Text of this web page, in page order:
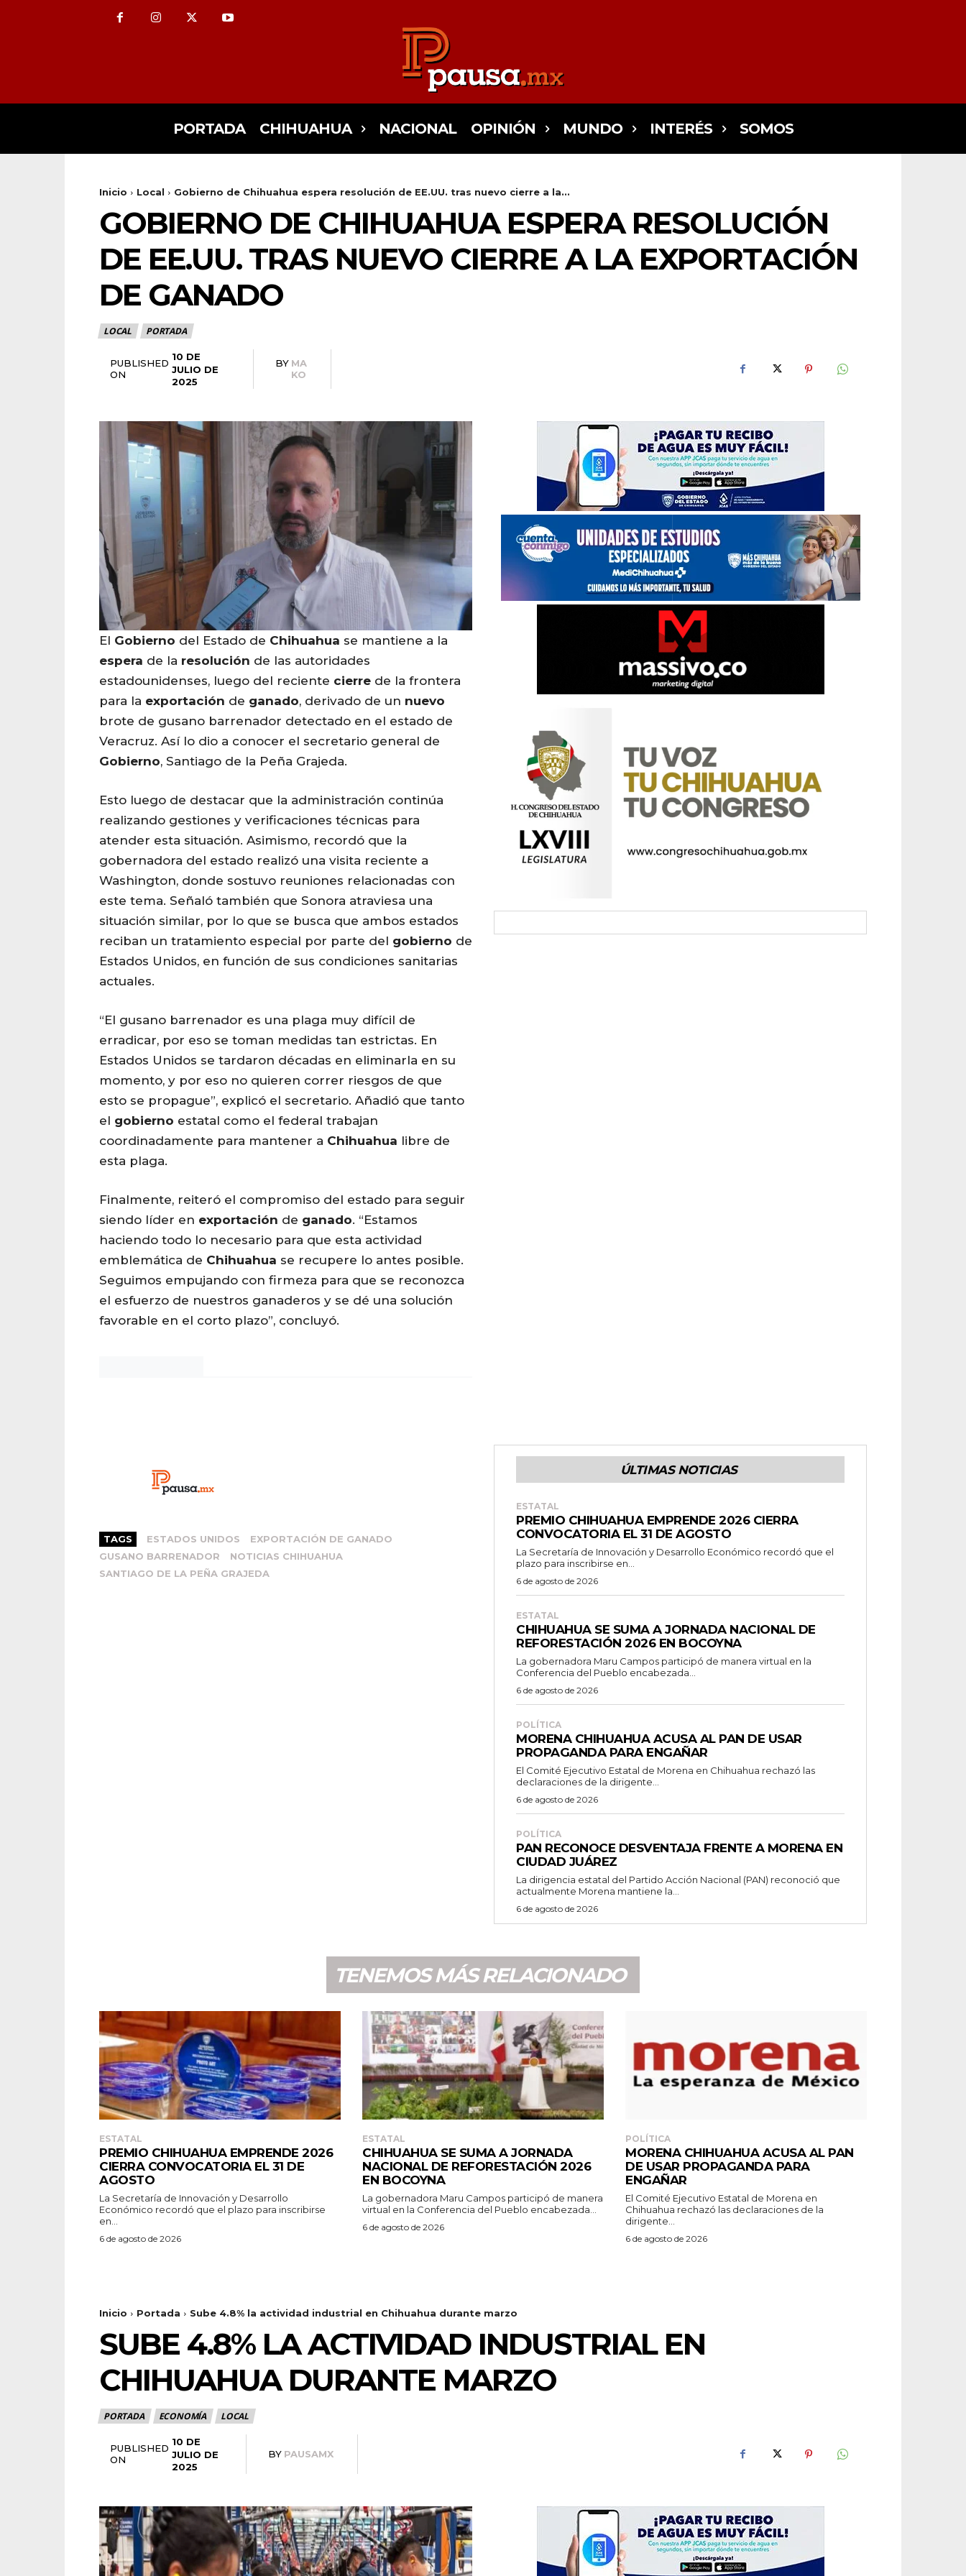
PORTADA CHIHUAHUA NACIONAL OPINIÓN MUNDO INTERÉS SOMOS
Inicio Local Gobierno de Chihuahua espera resolución de EE.UU. tras nuevo cierre a la...
GOBIERNO DE CHIHUAHUA ESPERA RESOLUCIÓN
DE EE.UU. TRAS NUEVO CIERRE A LA EXPORTACIÓN
DE GANADO
LOCAL PORTADA
PUBLISHED
ON
10 DE
JULIO DE
2025
BY MA
KO
El Gobierno del Estado de Chihuahua se mantiene a la
espera de la resolución de las autoridades
estadounidenses, luego del reciente cierre de la frontera
para la exportación de ganado, derivado de un nuevo
brote de gusano barrenador detectado en el estado de
Veracruz. Así lo dio a conocer el secretario general de
Gobierno, Santiago de la Peña Grajeda.
Esto luego de destacar que la administración continúa
realizando gestiones y verificaciones técnicas para
atender esta situación. Asimismo, recordó que la
gobernadora del estado realizó una visita reciente a
Washington, donde sostuvo reuniones relacionadas con
este tema. Señaló también que Sonora atraviesa una
situación similar, por lo que se busca que ambos estados
reciban un tratamiento especial por parte del gobierno de
Estados Unidos, en función de sus condiciones sanitarias
actuales.
“El gusano barrenador es una plaga muy difícil de
erradicar, por eso se toman medidas tan estrictas. En
Estados Unidos se tardaron décadas en eliminarla en su
momento, y por eso no quieren correr riesgos de que
esto se propague”, explicó el secretario. Añadió que tanto
el gobierno estatal como el federal trabajan
coordinadamente para mantener a Chihuahua libre de
esta plaga.
Finalmente, reiteró el compromiso del estado para seguir
siendo líder en exportación de ganado. “Estamos
haciendo todo lo necesario para que esta actividad
emblemática de Chihuahua se recupere lo antes posible.
Seguimos empujando con firmeza para que se reconozca
el esfuerzo de nuestros ganaderos y se dé una solución
favorable en el corto plazo”, concluyó.
TAGS ESTADOS UNIDOS
EXPORTACIÓN DE GANADO
GUSANO BARRENADOR
NOTICIAS CHIHUAHUA
SANTIAGO DE LA PEÑA GRAJEDA
ÚLTIMAS NOTICIAS
ESTATAL
PREMIO CHIHUAHUA EMPRENDE 2026 CIERRA
CONVOCATORIA EL 31 DE AGOSTO
La Secretaría de Innovación y Desarrollo Económico recordó que el
plazo para inscribirse en...
6 de agosto de 2026
ESTATAL
CHIHUAHUA SE SUMA A JORNADA NACIONAL DE
REFORESTACIÓN 2026 EN BOCOYNA
La gobernadora Maru Campos participó de manera virtual en la
Conferencia del Pueblo encabezada...
6 de agosto de 2026
POLÍTICA
MORENA CHIHUAHUA ACUSA AL PAN DE USAR
PROPAGANDA PARA ENGAÑAR
El Comité Ejecutivo Estatal de Morena en Chihuahua rechazó las
declaraciones de la dirigente...
6 de agosto de 2026
POLÍTICA
PAN RECONOCE DESVENTAJA FRENTE A MORENA EN
CIUDAD JUÁREZ
La dirigencia estatal del Partido Acción Nacional (PAN) reconoció que
actualmente Morena mantiene la...
6 de agosto de 2026
TENEMOS MÁS RELACIONADO
ESTATAL
PREMIO CHIHUAHUA EMPRENDE 2026
CIERRA CONVOCATORIA EL 31 DE
AGOSTO
La Secretaría de Innovación y Desarrollo
Económico recordó que el plazo para inscribirse
en...
6 de agosto de 2026
ESTATAL
CHIHUAHUA SE SUMA A JORNADA
NACIONAL DE REFORESTACIÓN 2026
EN BOCOYNA
La gobernadora Maru Campos participó de manera
virtual en la Conferencia del Pueblo encabezada...
6 de agosto de 2026
POLÍTICA
MORENA CHIHUAHUA ACUSA AL PAN
DE USAR PROPAGANDA PARA
ENGAÑAR
El Comité Ejecutivo Estatal de Morena en
Chihuahua rechazó las declaraciones de la
dirigente...
6 de agosto de 2026